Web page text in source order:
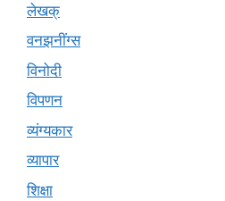
लेखक्
वनझनींग्स
विनोदी
विपणन
व्यंग्यकार
व्यापार
शिक्षा